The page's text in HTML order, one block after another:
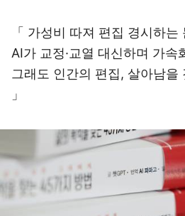
「 가성비 따져 편집 경시하는
AI가 교정·교열 대신하며 가속
그래도 인간의 편집, 살아남을
」